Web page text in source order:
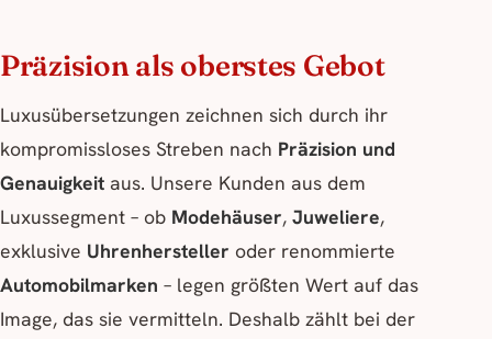
Präzision als oberstes Gebot
Luxusübersetzungen zeichnen sich durch ihr
kompromissloses Streben nach Präzision und
Genauigkeit aus. Unsere Kunden aus dem
Luxussegment – ob Modehäuser, Juweliere,
exklusive Uhrenhersteller oder renommierte
Automobilmarken – legen größten Wert auf das
Image, das sie vermitteln. Deshalb zählt bei der